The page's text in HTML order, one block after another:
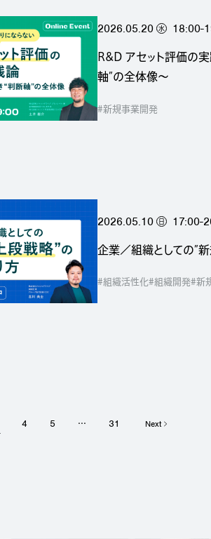
2026.05.20 水 18:00-
R&D アセット評価の
軸”の全体像〜
#新規事業開発
2026.05.10 日 17:00-
企業／組織としての”
#組織活性化#組織開発#新
4 5 31 Next